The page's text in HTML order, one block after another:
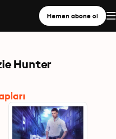
Hemen abone ol
Hunter